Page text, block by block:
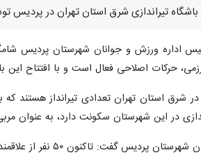
تیراندازی شرق استان تهران در
اداره ورزش و جوانان شهرستان پردیس
فعال است و با افتتاح این باشگاه ۲هزار متر به سرانه ورزش شهرستان
شرق استان تهران تعدادی تیرانداز هستند
در این شهرستان سکونت دارد، به عنوان
سنین مختلف در باشگاه تیر اندازی ثبت نام کردند و در حال حاضر ۶ خط راه اندازی شده است.